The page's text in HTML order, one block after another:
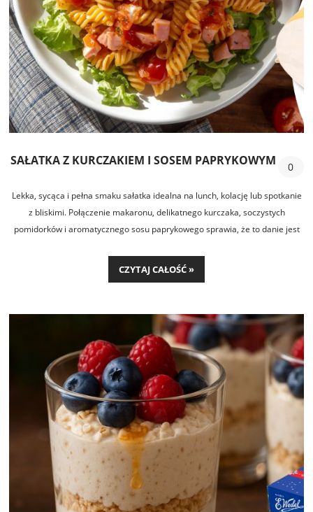
SAŁATKA Z KURCZAKIEM I SOSEM PAPRYKOWYM 0
Lekka, sycąca i pełna smaku sałatka idealna na lunch, kolację lub spotkanie
z bliskimi. Połączenie makaronu, delikatnego kurczaka, soczystych
pomidorków i aromatycznego sosu paprykowego sprawia, że to danie jest
CZYTAJ CAŁOŚĆ »